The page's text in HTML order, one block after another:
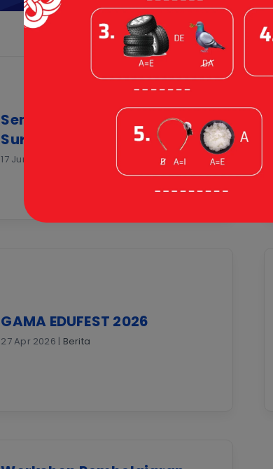
Seminar Deep Learning -
Surabaya
17 Jun 2025 |
GAMA EDUFEST 2026
27 Apr 2026 | Berita